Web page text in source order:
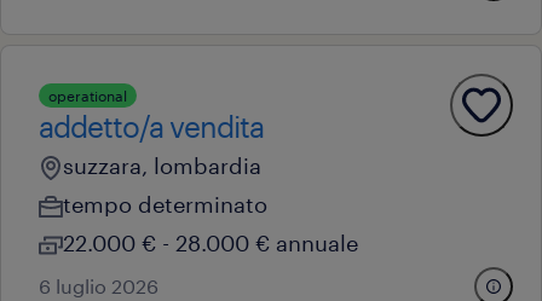
operational
addetto/a vendita
suzzara, lombardia
tempo determinato
22.000 € - 28.000 € annuale
6 luglio 2026